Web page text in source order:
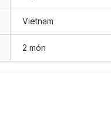
Vietnam
2 món